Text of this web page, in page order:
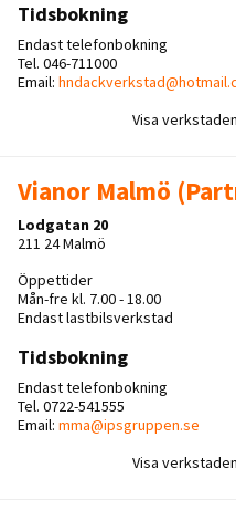
Tidsbokning
Endast telefonbokning
Tel. 046-711000
Email:
Visa
Vianor Malmö
Lodgatan 20
211 24 Malmö
Öppettider
Mån-fre kl. 7.00 - 18.00
Endast lastbilsverkstad
Tidsbokning
Endast telefonbokning
Tel. 0722-541555
Email: mma@ipsgruppen.se
Visa